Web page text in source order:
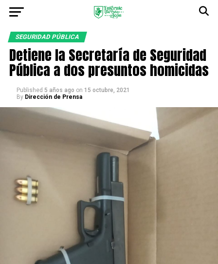
SEGURIDAD PÚBLICA
Detiene la Secretaría de Seguridad
Pública a dos presuntos homicidas
Published 5 años ago on 15 octubre, 2021
By Dirección de Prensa